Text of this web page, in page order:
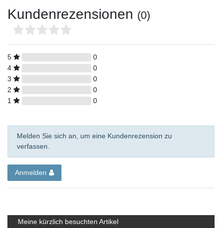
Kundenrezensionen (0)
5
0
4
0
3
0
2
0
1
0
Melden Sie sich an, um eine Kundenrezension zu
verfassen.
Anmelden
Meine kürzlich besuchten Artikel